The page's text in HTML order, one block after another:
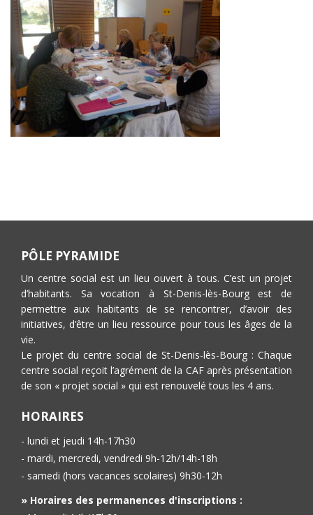
PÔLE PYRAMIDE
Un centre social est un lieu ouvert à tous. C’est un projet
d’habitants. Sa vocation à St-Denis-lès-Bourg est de
permettre aux habitants de se rencontrer, d’avoir des
initiatives, d’être un lieu ressource pour tous les âges de la
vie.
Le projet du centre social de St-Denis-lès-Bourg : Chaque
centre social reçoit l’agrément de la CAF après présentation
de son « projet social » qui est renouvelé tous les 4 ans.
HORAIRES
- lundi et jeudi 14h-17h30
- mardi, mercredi, vendredi 9h-12h/14h-18h
- samedi (hors vacances scolaires) 9h30-12h
» Horaires des permanences d'inscriptions :